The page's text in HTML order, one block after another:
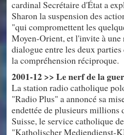
cardinal Secrétaire d'État a
Sharon la suspension des
"qui compromettent les
Moyen-Orient, et l'invite à une
dialogue entre les deux
la compréhension réciproque.
2001-12 >> Le nerf de la
La station radio catholique
"Radio Plus" a annoncé sa
endettée de plusieurs millions
Suisse, le service catholique
"Katholischer Mediendienst-